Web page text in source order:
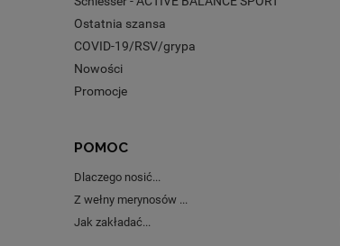
Ostatnia szansa
COVID-19/RSV/grypa
Nowości
Promocje
POMOC
Dlaczego nosić...
Z wełny merynosów ...
Jak zakładać...